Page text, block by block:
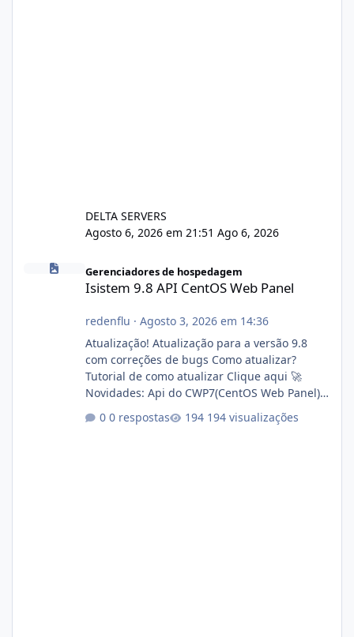
DELTA SERVERS
Agosto 6, 2026 em 21:51 Ago 6, 2026
Gerenciadores de hospedagem
Isistem 9.8 API CentOS Web Panel
redenflu · Agosto 3, 2026 em 14:36
Atualização! Atualização para a versão 9.8
com correções de bugs Como atualizar?
Tutorial de como atualizar Clique aqui 🚀
Novidades: Api do CWP7(CentOS Web Panel)
autorizado a usasr o isistem:
0 respostas 194 visualizações